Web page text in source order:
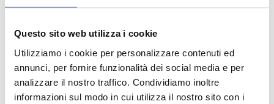
Questo sito web utilizza i cookie
Utilizziamo i cookie per personalizzare contenuti ed
annunci, per fornire funzionalità dei social media e per
analizzare il nostro traffico. Condividiamo inoltre
informazioni sul modo in cui utilizza il nostro sito con i
Reso facile e veloce
PRONTA consegna
Spedizione Gratuita